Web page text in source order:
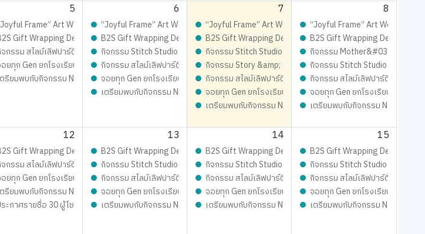
5 6 7 8
เก่งน้ำปิง
ติมเต็มความสนุก จอยทุกเจน กับ เก่งน้ำปิง
ซน์เฟรมการ์ด ชิ้นเดียวในโลก เติมเต็มความสนุก จอยทุกเจน กับ เก่งน้ำปิง
Frame” Art Workshop ดีไซน์เฟรมการ์ด ชิ้นเดียวในโลก เติมเต็มความสนุก จอยทุกเจน กับ เก่งน้ำปิง
“Joyful Frame” Art Workshop ดีไซน์เฟรมการ์ด ชิ้นเดียวในโลก เติมเต็มความสนุก จอยทุกเจน กั
“Joyful Frame” Art Workshop ดีไซน์เฟรมการ์ด ชิ้นเดียวในโลก
“Joyful Frame” Art Workshop
บความสุข สนุกจอยทุกเจน
2026 LIVE Playfull: ส่งมอบความสุข สนุกจอยทุกเจน
Gift Wrapping Design contest 2026 LIVE Playfull: ส่งมอบความสุข สนุกจอยทุกเจน
B2S Gift Wrapping Design contest 2026 LIVE Playfull: ส่งมอบความสุข สนุกจอยทุกเจน
B2S Gift Wrapping Design contest 2026 LIVE Playfull: ส่งม
B2S Gift Wrapping Design
By Elmer’s
งมิ้ง - Magical SLIME LOVE PARTY By Elmer’s
กรรม สไลม์เลิฟปาร์ตี้ ปั้นสนุกสุดมุ้งมิ้ง - Magical SLIME LOVE PARTY By Elmer’s
กิจกรรม Stitch Studio - เสกสรรผ้าผืนงาม ด้วยจักรเย็บผ้าคู่ใจ
กิจกรรม Stitch Studio - เสกสรรผ้าผืนงาม ด้วยจักรเย็บผ้าคู่ใจ
กิจกรรม Mother&#039;s Day
ยทุก Gen ยกโรงเรียน กิจกรรม สไลม์เลิฟปาร์ตี้ ปั้นสนุกสุดมุ้งมิ้ง - Magical SLIME LOVE PARTY By Elmer’s
กิจกรรม Story &amp; Craft – ฟังนิทาน พร้อม DIY สุดสร้างสร
กิจกรรม Stitch Studio - เสกสร
Journey On Tour !!
รียมพบกับกิจกรรม New Trainer Journey On Tour !!
จอยทุก Gen ยกโรงเรียน กิจกรรม สไลม์เลิฟปาร์ตี้ ปั้นสนุกสุดมุ้งมิ้ง - Magical SLIME LOVE
กิจกรรม สไลม์เลิฟปาร์ตี้ ปั้นสนุกสุ
เตรียมพบกับกิจกรรม New Trainer Journey On Tour !!
จอยทุก Gen ยกโรงเรียน
จอยทุก Gen ยกโรงเรียน
เตรียมพบกับกิจกรรม New Trainer Journey On Tour !!
เตรียมพบกับกิจกรรม New
12 13 14 15
เก่งน้ำปิง
บความสุข สนุกจอยทุกเจน
2026 LIVE Playfull: ส่งมอบความสุข สนุกจอยทุกเจน
Gift Wrapping Design contest 2026 LIVE Playfull: ส่งมอบความสุข สนุกจอยทุกเจน
B2S Gift Wrapping Design contest 2026 LIVE Playfull: ส่งมอบความสุข สนุกจอยทุกเจน
B2S Gift Wrapping Design contest 2026 LIVE Playfull: ส่งม
B2S Gift Wrapping Design
By Elmer’s
งมิ้ง - Magical SLIME LOVE PARTY By Elmer’s
กรรม สไลม์เลิฟปาร์ตี้ ปั้นสนุกสุดมุ้งมิ้ง - Magical SLIME LOVE PARTY By Elmer’s
กิจกรรม Stitch Studio - เสกสรรผ้าผืนงาม ด้วยจักรเย็บผ้าคู่ใจ
กิจกรรม Stitch Studio - เสกสรรผ้าผืนงาม ด้วยจักรเย็บผ้าคู่ใจ
กิจกรรม Stitch Studio - เสกสร
ยทุก Gen ยกโรงเรียน กิจกรรม สไลม์เลิฟปาร์ตี้ ปั้นสนุกสุดมุ้งมิ้ง - Magical SLIME LOVE PARTY By Elmer’s
กิจกรรม สไลม์เลิฟปาร์ตี้ ปั้นสนุกสุดมุ้งมิ้ง - Magical SLIME LOVE
กิจกรรม สไลม์เลิฟปาร์ตี้ ปั้นสนุกสุ
Journey On Tour !!
รียมพบกับกิจกรรม New Trainer Journey On Tour !!
จอยทุก Gen ยกโรงเรียน จอยทุก Gen ยกโรงเรียน
จอยทุก Gen ยกโรงเรียน
ะกาศรายชื่อ 30 ผู้โชคดี กิจกรรม Mom &amp; Me Look-Alike Challenge
เตรียมพบกับกิจกรรม New Trainer Journey On Tour !!เตรียมพบกับกิจกรรม New Trainer Journey On Tour !!
เตรียมพบกับกิจกรรม New